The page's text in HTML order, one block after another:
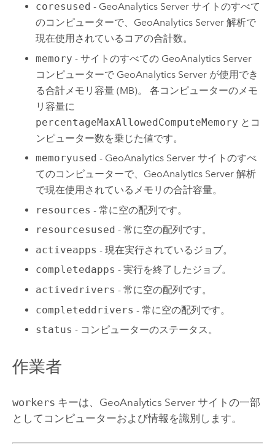
coresused - GeoAnalytics Server サイトのすべて
のコンピューターで、 GeoAnalytics Server 解析で
現在使用されているコアの合計数。
memory - サイトのすべての GeoAnalytics Server
コンピューターで GeoAnalytics Server が使用でき
る合計メモリ容量 (MB)。 各コンピューターのメモ
リ容量に
percentageMaxAllowedComputeMemory とコ
ンピューター数を乗じた値です。
memoryused - GeoAnalytics Server サイトのすべ
てのコンピューターで、 GeoAnalytics Server 解析
で現在使用されているメモリの合計容量。
resources - 常に空の配列です。
resourcesused - 常に空の配列です。
activeapps - 現在実行されているジョブ。
completedapps - 実行を終了したジョブ。
activedrivers - 常に空の配列です。
completeddrivers - 常に空の配列です。
status - コンピューターのステータス。
作業者
workers キーは、 GeoAnalytics Serverサイトの一部
としてコンピューターおよび情報を識別します。